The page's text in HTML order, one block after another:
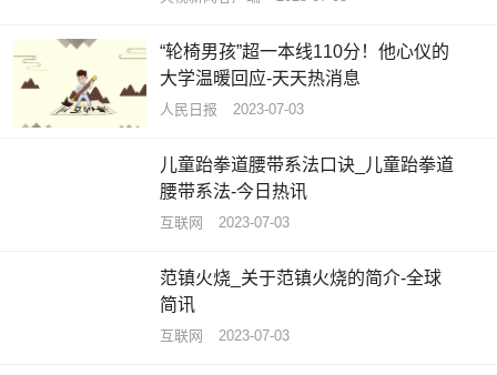
“轮椅男孩”超一本线110分！他心仪的
大学温暖回应-天天热消息
人民日报 2023-07-03
儿童跆拳道腰带系法口诀_儿童跆拳道
腰带系法-今日热讯
互联网 2023-07-03
范镇火烧_关于范镇火烧的简介-全球
简讯
互联网 2023-07-03